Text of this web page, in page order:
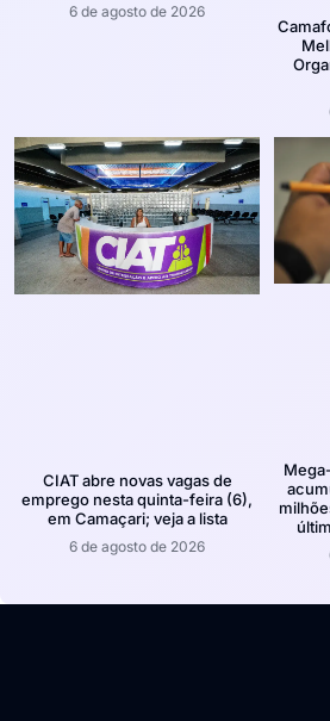
6 de agosto de 2026
CIAT abre novas vagas de
emprego nesta quinta-feira (6),
em Camaçari; veja a lista
6 de agosto de 2026